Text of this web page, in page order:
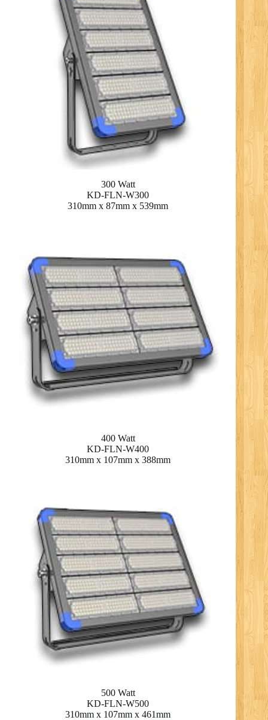
300 Watt
KD-FLN-W300
310mm x 87mm x 539mm
400 Watt
KD-FLN-W400
310mm x 107mm x 388mm
500 Watt
KD-FLN-W500
310mm x 107mm x 461mm